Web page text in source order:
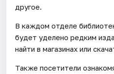
другое.
В каждом отделе
будет уделено редким
найти в магазинах или
Также посетители